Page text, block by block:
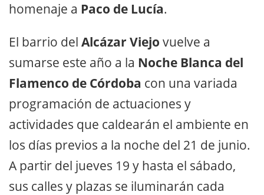
homenaje a Paco de Lucía.
El barrio del Alcázar Viejo vuelve a
sumarse este año a la Noche Blanca del
Flamenco de Córdoba con una variada
programación de actuaciones y
actividades que caldearán el ambiente en
los días previos a la noche del 21 de junio.
A partir del jueves 19 y hasta el sábado,
sus calles y plazas se iluminarán cada